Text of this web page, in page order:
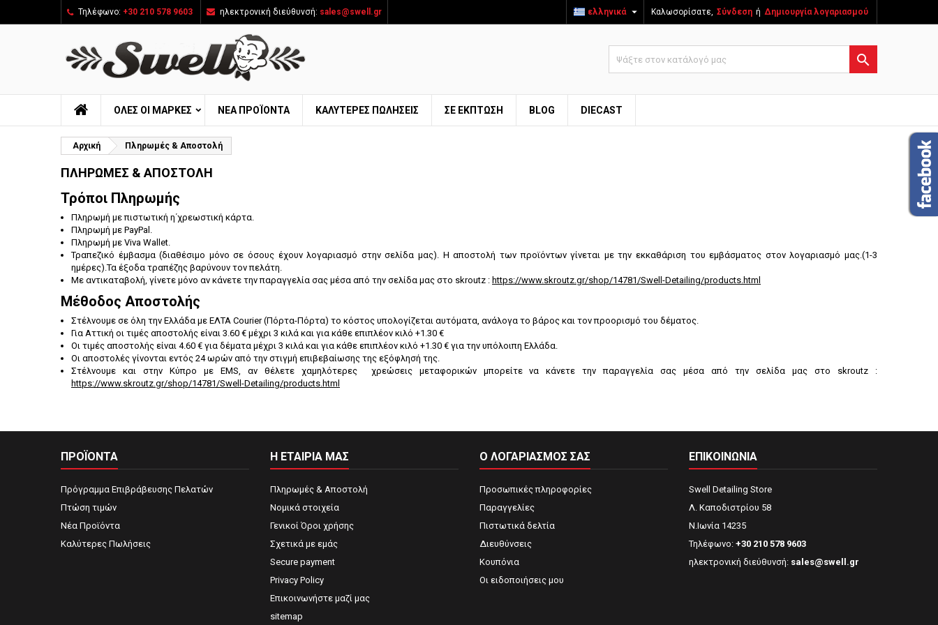
Τηλέφωνο: +30 210 578 9603 ηλεκτρονική διεύθυνσή: sales@swell.gr Καλωσορίσατε, Σύνδεση ή Δημιουργία λογαριασμού
ελληνικά 

ΌΛΕΣ ΟΙ ΜΆΡΚΕΣ ΝΈΑ ΠΡΟΪΌΝΤΑ ΚΑΛΎΤΕΡΕΣ ΠΩΛΉΣΕΙΣ ΣΕ ΕΚΠΤΩΣΗ BLOG DIECAST
Αρχική Πληρωμές & Αποστολή
ΠΛΗΡΩΜΈΣ & ΑΠΟΣΤΟΛΉ
Τρόποι Πληρωμής
Πληρωμή με πιστωτική η΄χρεωστική κάρτα.
Πληρωμή με PayPal.
Πληρωμή με Viva Wallet.
Τραπεζικό έμβασμα (διαθέσιμο μόνο σε όσους έχουν λογαριασμό στην σελίδα μας). Η αποστολή των προϊόντων γίνεται με την εκκαθάριση του εμβάσματος στον λογαριασμό μας.(1-3
ημέρες).Τα έξοδα τραπέζης βαρύνουν τον πελάτη.
Με αντικαταβολή, γίνετε μόνο αν κάνετε την παραγγελία σας μέσα από την σελίδα μας στο skroutz : https://www.skroutz.gr/shop/14781/Swell-Detailing/products.html
Μέθοδος Αποστολής
Στέλνουμε σε όλη την Ελλάδα με ΕΛΤΑ Courier (Πόρτα-Πόρτα) το κόστος υπολογίζεται αυτόματα, ανάλογα το βάρος και τον προορισμό του δέματος.
Για Αττική οι τιμές αποστολής είναι 3.60 € μέχρι 3 κιλά και για κάθε επιπλέον κιλό +1.30 €
Οι τιμές αποστολής είναι 4.60 € για δέματα μέχρι 3 κιλά και για κάθε επιπλέον κιλό +1.30 € για την υπόλοιπη Ελλάδα.
Οι αποστολές γίνονται εντός 24 ωρών από την στιγμή επιβεβαίωσης της εξόφλησή της.
Στέλνουμε και στην Κύπρο με EMS, αν θέλετε χαμηλότερες χρεώσεις μεταφορικών μπορείτε να κάνετε την παραγγελία σας μέσα από την σελίδα μας στο skroutz :
https://www.skroutz.gr/shop/14781/Swell-Detailing/products.html
ΠΡΟΪΟΝΤΑ
Πρόγραμμα Επιβράβευσης Πελατών
Πτώση τιμών
Νέα Προϊόντα
Καλύτερες Πωλήσεις
Η ΕΤΑΙΡΙΑ ΜΑΣ
Πληρωμές & Αποστολή
Νομικά στοιχεία
Γενικοί Όροι χρήσης
Σχετικά με εμάς
Secure payment
Privacy Policy
Επικοινωνήστε μαζί μας
sitemap
Ο ΛΟΓΑΡΙΑΣΜΌΣ ΣΑΣ
Προσωπικές πληροφορίες
Παραγγελίες
Πιστωτικά δελτία
Διευθύνσεις
Κουπόνια
Οι ειδοποιήσεις μου
ΕΠΙΚΟΙΝΩΝΊΑ
Swell Detailing Store
Λ. Καποδιστρίου 58
Ν.Ιωνία 14235
Τηλέφωνο: +30 210 578 9603
ηλεκτρονική διεύθυνσή: sales@swell.gr